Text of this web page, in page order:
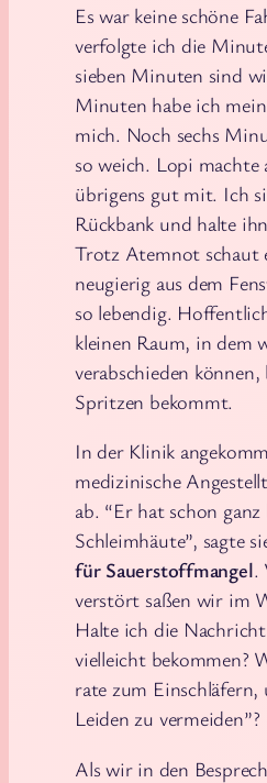
Es war keine schöne
verfolgte ich die
sieben Minuten sind
Minuten habe ich
mich. Noch sechs
so weich. Lopi machte
übrigens gut mit. Ich
Rückbank und halte
Trotz Atemnot schaut
neugierig aus dem
so lebendig.
kleinen Raum, in dem
verabschieden
Spritzen bekommt.
In der Klinik
medizinische
ab. “Er hat schon ganz
Schleimhäute”, sagte
für Sauerstoffmangel.
verstört saßen wir im
Halte ich die
vielleicht bekommen?
rate zum
Leiden zu vermeiden”?
Als wir in den